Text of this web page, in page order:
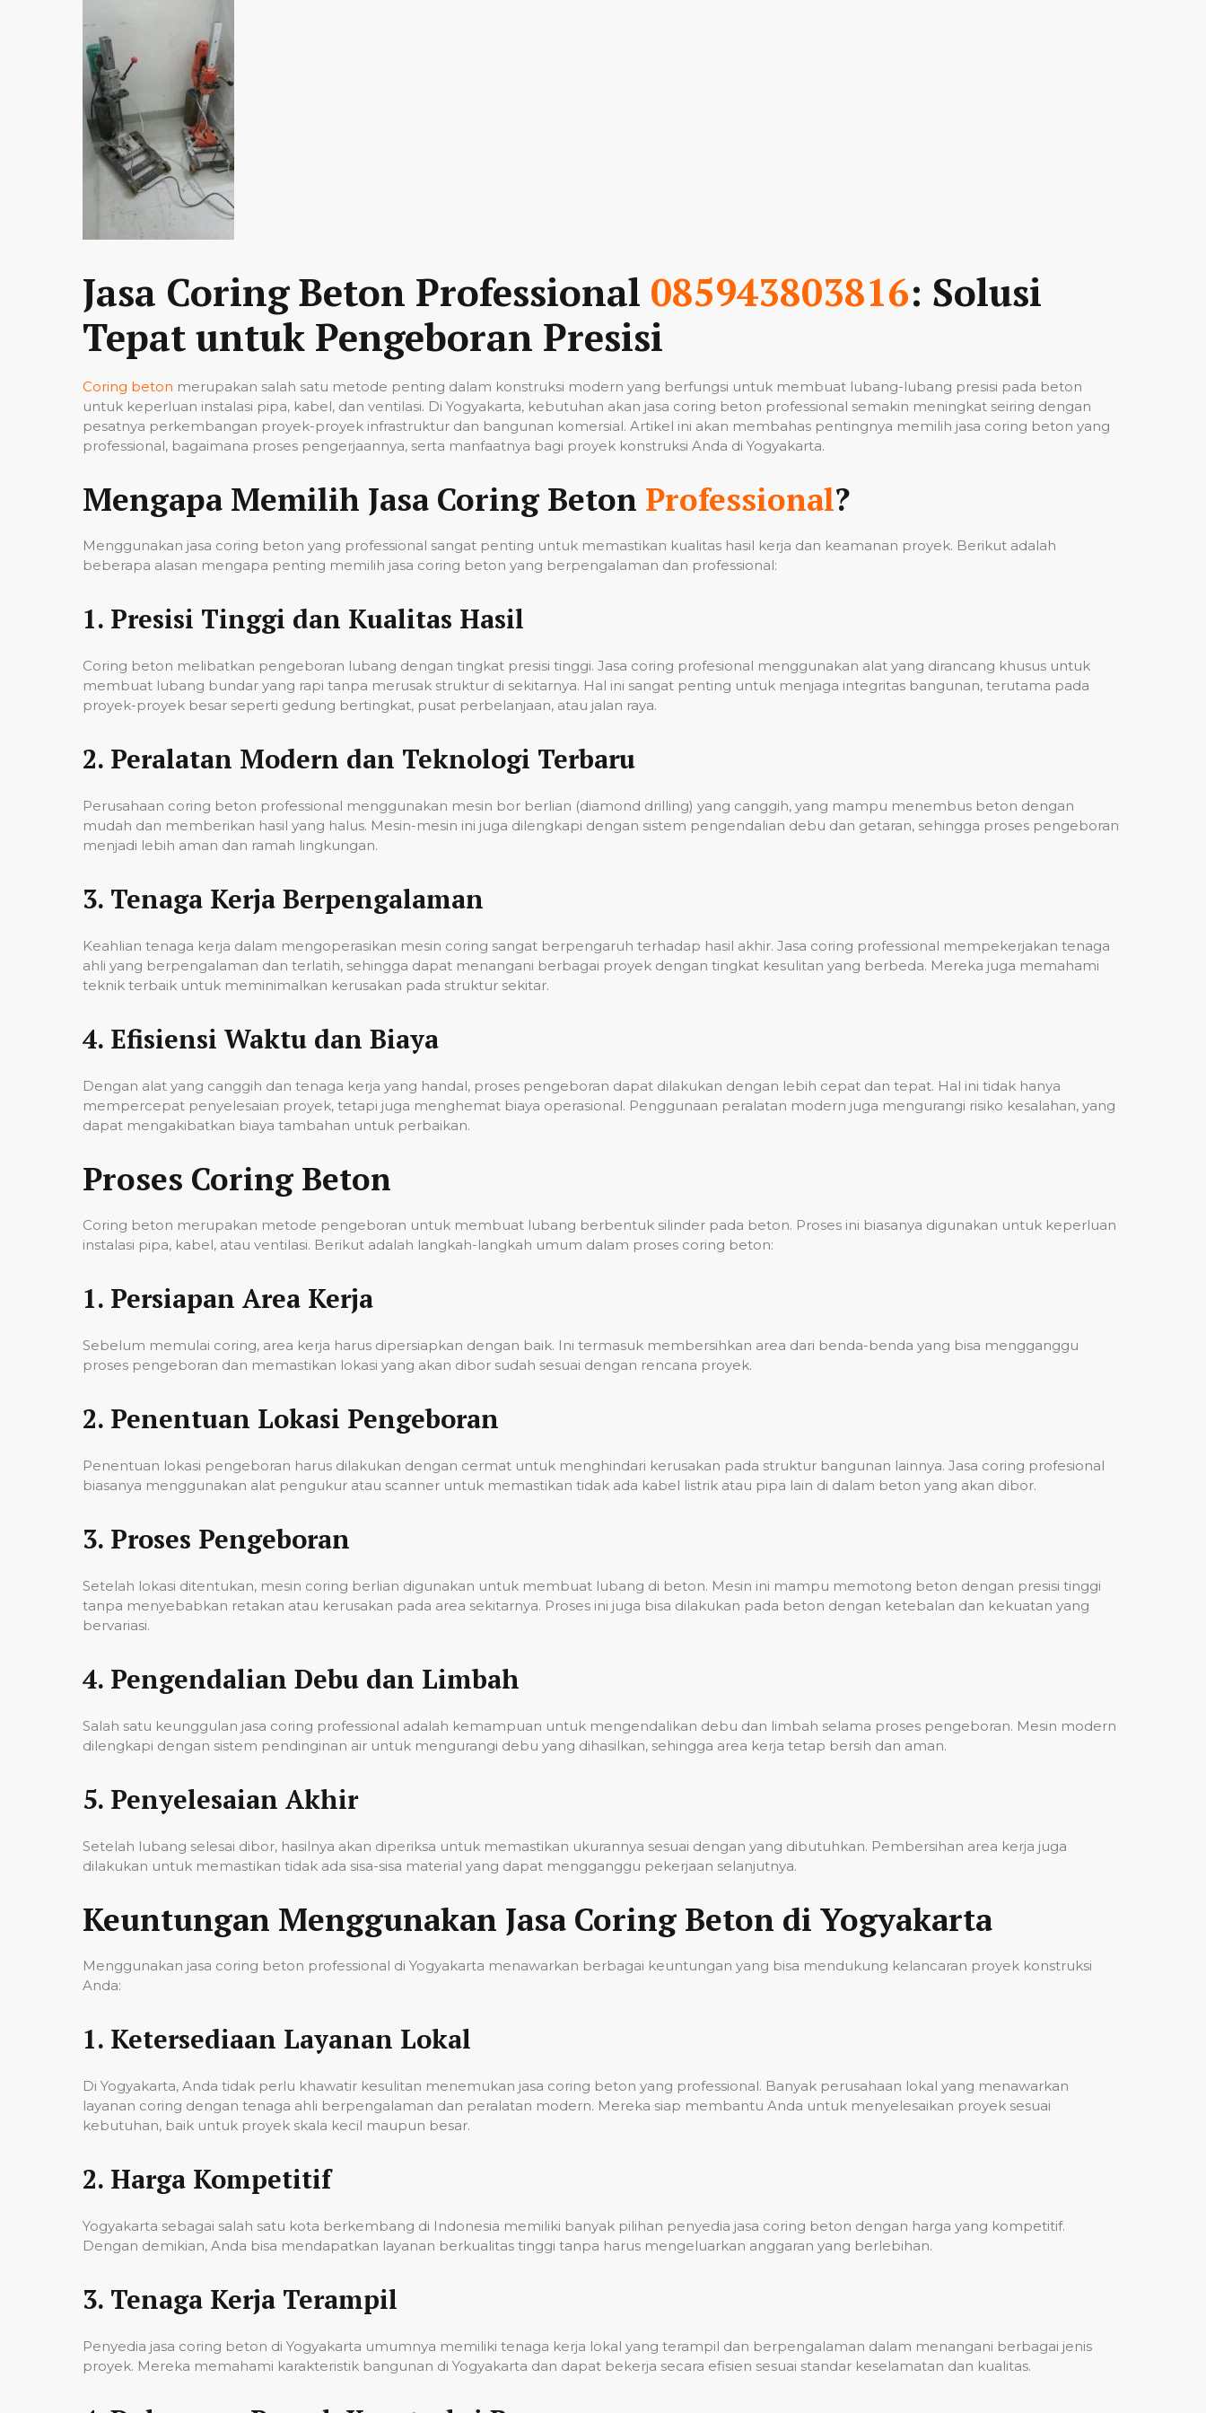
Jasa Coring Beton Professional 085943803816: Solusi
Tepat untuk Pengeboran Presisi
Coring beton merupakan salah satu metode penting dalam konstruksi modern yang berfungsi untuk membuat lubang-lubang presisi pada beton
untuk keperluan instalasi pipa, kabel, dan ventilasi. Di Yogyakarta, kebutuhan akan jasa coring beton professional semakin meningkat seiring dengan
pesatnya perkembangan proyek-proyek infrastruktur dan bangunan komersial. Artikel ini akan membahas pentingnya memilih jasa coring beton yang
professional, bagaimana proses pengerjaannya, serta manfaatnya bagi proyek konstruksi Anda di Yogyakarta.
Mengapa Memilih Jasa Coring Beton Professional?
Menggunakan jasa coring beton yang professional sangat penting untuk memastikan kualitas hasil kerja dan keamanan proyek. Berikut adalah
beberapa alasan mengapa penting memilih jasa coring beton yang berpengalaman dan professional:
1. Presisi Tinggi dan Kualitas Hasil
Coring beton melibatkan pengeboran lubang dengan tingkat presisi tinggi. Jasa coring profesional menggunakan alat yang dirancang khusus untuk
membuat lubang bundar yang rapi tanpa merusak struktur di sekitarnya. Hal ini sangat penting untuk menjaga integritas bangunan, terutama pada
proyek-proyek besar seperti gedung bertingkat, pusat perbelanjaan, atau jalan raya.
2. Peralatan Modern dan Teknologi Terbaru
Perusahaan coring beton professional menggunakan mesin bor berlian (diamond drilling) yang canggih, yang mampu menembus beton dengan
mudah dan memberikan hasil yang halus. Mesin-mesin ini juga dilengkapi dengan sistem pengendalian debu dan getaran, sehingga proses pengeboran
menjadi lebih aman dan ramah lingkungan.
3. Tenaga Kerja Berpengalaman
Keahlian tenaga kerja dalam mengoperasikan mesin coring sangat berpengaruh terhadap hasil akhir. Jasa coring professional mempekerjakan tenaga
ahli yang berpengalaman dan terlatih, sehingga dapat menangani berbagai proyek dengan tingkat kesulitan yang berbeda. Mereka juga memahami
teknik terbaik untuk meminimalkan kerusakan pada struktur sekitar.
4. Efisiensi Waktu dan Biaya
Dengan alat yang canggih dan tenaga kerja yang handal, proses pengeboran dapat dilakukan dengan lebih cepat dan tepat. Hal ini tidak hanya
mempercepat penyelesaian proyek, tetapi juga menghemat biaya operasional. Penggunaan peralatan modern juga mengurangi risiko kesalahan, yang
dapat mengakibatkan biaya tambahan untuk perbaikan.
Proses Coring Beton
Coring beton merupakan metode pengeboran untuk membuat lubang berbentuk silinder pada beton. Proses ini biasanya digunakan untuk keperluan
instalasi pipa, kabel, atau ventilasi. Berikut adalah langkah-langkah umum dalam proses coring beton:
1. Persiapan Area Kerja
Sebelum memulai coring, area kerja harus dipersiapkan dengan baik. Ini termasuk membersihkan area dari benda-benda yang bisa mengganggu
proses pengeboran dan memastikan lokasi yang akan dibor sudah sesuai dengan rencana proyek.
2. Penentuan Lokasi Pengeboran
Penentuan lokasi pengeboran harus dilakukan dengan cermat untuk menghindari kerusakan pada struktur bangunan lainnya. Jasa coring profesional
biasanya menggunakan alat pengukur atau scanner untuk memastikan tidak ada kabel listrik atau pipa lain di dalam beton yang akan dibor.
3. Proses Pengeboran
Setelah lokasi ditentukan, mesin coring berlian digunakan untuk membuat lubang di beton. Mesin ini mampu memotong beton dengan presisi tinggi
tanpa menyebabkan retakan atau kerusakan pada area sekitarnya. Proses ini juga bisa dilakukan pada beton dengan ketebalan dan kekuatan yang
bervariasi.
4. Pengendalian Debu dan Limbah
Salah satu keunggulan jasa coring professional adalah kemampuan untuk mengendalikan debu dan limbah selama proses pengeboran. Mesin modern
dilengkapi dengan sistem pendinginan air untuk mengurangi debu yang dihasilkan, sehingga area kerja tetap bersih dan aman.
5. Penyelesaian Akhir
Setelah lubang selesai dibor, hasilnya akan diperiksa untuk memastikan ukurannya sesuai dengan yang dibutuhkan. Pembersihan area kerja juga
dilakukan untuk memastikan tidak ada sisa-sisa material yang dapat mengganggu pekerjaan selanjutnya.
Keuntungan Menggunakan Jasa Coring Beton di Yogyakarta
Menggunakan jasa coring beton professional di Yogyakarta menawarkan berbagai keuntungan yang bisa mendukung kelancaran proyek konstruksi
Anda:
1. Ketersediaan Layanan Lokal
Di Yogyakarta, Anda tidak perlu khawatir kesulitan menemukan jasa coring beton yang professional. Banyak perusahaan lokal yang menawarkan
layanan coring dengan tenaga ahli berpengalaman dan peralatan modern. Mereka siap membantu Anda untuk menyelesaikan proyek sesuai
kebutuhan, baik untuk proyek skala kecil maupun besar.
2. Harga Kompetitif
Yogyakarta sebagai salah satu kota berkembang di Indonesia memiliki banyak pilihan penyedia jasa coring beton dengan harga yang kompetitif.
Dengan demikian, Anda bisa mendapatkan layanan berkualitas tinggi tanpa harus mengeluarkan anggaran yang berlebihan.
3. Tenaga Kerja Terampil
Penyedia jasa coring beton di Yogyakarta umumnya memiliki tenaga kerja lokal yang terampil dan berpengalaman dalam menangani berbagai jenis
proyek. Mereka memahami karakteristik bangunan di Yogyakarta dan dapat bekerja secara efisien sesuai standar keselamatan dan kualitas.